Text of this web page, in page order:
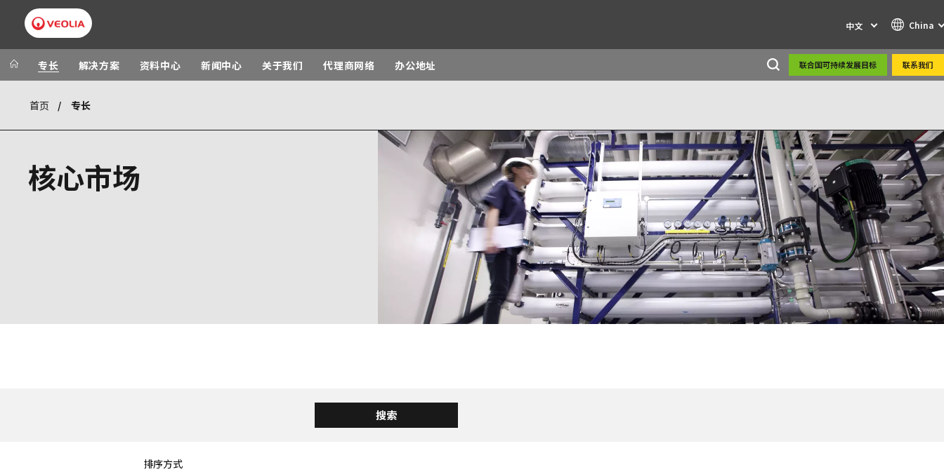
中文 China
Worldwide
VEOLIA WATER TECHNOLOGIES
ANOXKALDNES
AQUAFLOW
BIOTHANE
ELGA
EVALED
ENTROPÎE
HPD
HYDROTECH
MPP SYSTEMS
专长 解决方案 资料中心 新闻中心 关于我们 代理商网络 办公地址 联合国可持续发展目标 联系我们
首页 专长
核心市场
排序方式